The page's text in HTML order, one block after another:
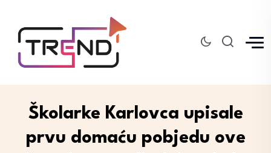
Školarke Karlovca upisale
prvu domaću pobjedu ove